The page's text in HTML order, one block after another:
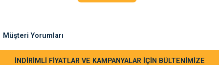
Bu ürüne benzer farklı alternatifler olmalı.
Müşteri Yorumları
Sa**** Ta******
İNDİRİMLİ FİYATLAR VE KAMPANYALAR İÇİN BÜLTENİMİZE